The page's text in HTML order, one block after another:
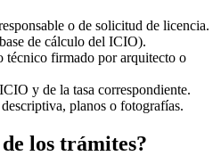
o de solicitud de licencia.
de cálculo del ICIO).
técnico firmado por arquitecto o
y de la tasa correspondiente.
planos o fotografías.
los trámites?